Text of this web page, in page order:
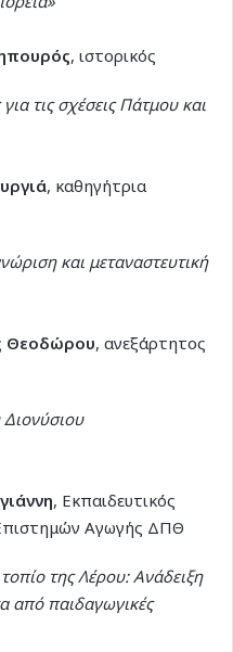
, ιστορικός
τις σχέσεις Πάτμου και
, καθηγήτρια
και μεταναστευτική
Θεοδώρου, ανεξάρτητος
Διονύσιου
, Εκπαιδευτικός
Αγωγής ΔΠΘ
της Λέρου: Ανάδειξη
από παιδαγωγικές